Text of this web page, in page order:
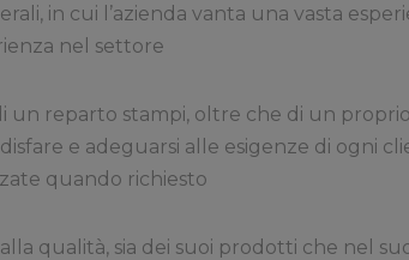
in cui l’azienda vanta una vasta
nel settore
un reparto stampi, oltre che di un
e adeguarsi alle esigenze di ogni
quando richiesto
qualità, sia dei suoi prodotti che nel